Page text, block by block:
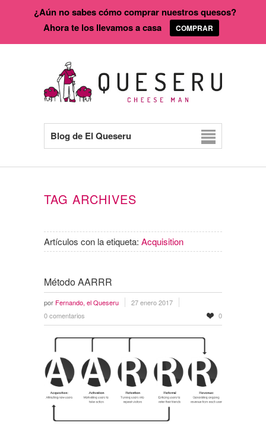
Blog de El Queseru
TAG ARCHIVES
Artículos con la etiqueta: Acquisition
Método AARRR
por Fernando, el Queseru
27 enero 2017
0 comentarios
0
¿Aún no sabes cómo comprar nuestros quesos?
Ahora te los llevamos a casa
COMPRAR